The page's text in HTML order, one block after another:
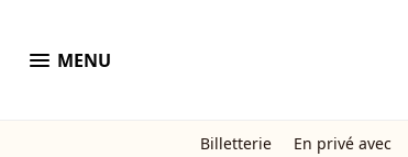
menu MENU
Billetterie En privé avec